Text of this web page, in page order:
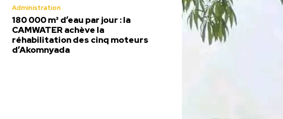
Administration
180 000 m³ d’eau par jour : la
CAMWATER achève la
réhabilitation des cinq moteurs
d’Akomnyada